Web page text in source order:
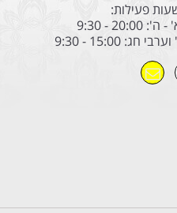
פעילות:
20:00 - 9:30
חג: 15:00 - 9:30